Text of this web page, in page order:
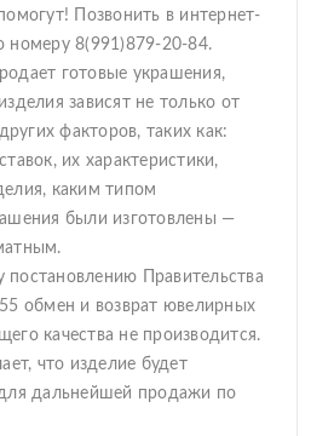
Позвонить в интернет-
номеру 8(991)879-20-84.
готовые украшения,
зависят не только от
факторов, таких как:
их характеристики,
каким типом
были изготовлены —
постановлению Правительства
обмен и возврат ювелирных
качества не производится.
что изделие будет
дальнейшей продажи по